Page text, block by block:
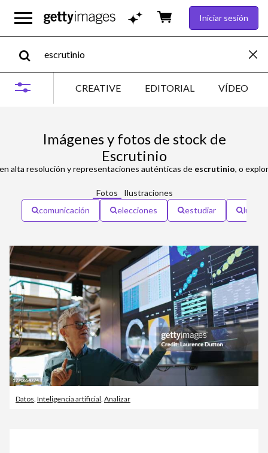
Iniciar sesión
CREATIVE EDITORIAL VÍDEO
Imágenes y fotos de stock de
Escrutinio
alta resolución y representaciones auténticas de escrutinio, o
Fotos
Ilustraciones
comunicación
elecciones estudiar lupa
Datos Inteligencia artificial Analizar